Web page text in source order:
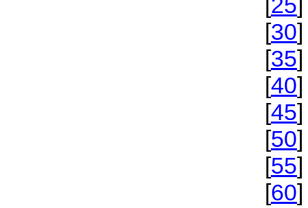
[30]
[35]
[40]
[45]
[50]
[55]
[60]